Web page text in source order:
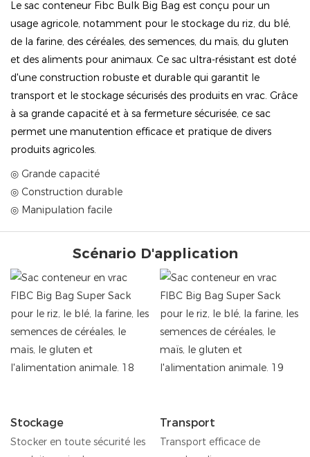
Le sac conteneur Fibc Bulk Big Bag est conçu pour un
usage agricole, notamment pour le stockage du riz, du blé,
de la farine, des céréales, des semences, du maïs, du gluten
et des aliments pour animaux. Ce sac ultra-résistant est doté
d'une construction robuste et durable qui garantit le
transport et le stockage sécurisés des produits en vrac. Grâce
à sa grande capacité et à sa fermeture sécurisée, ce sac
permet une manutention efficace et pratique de divers
produits agricoles.
◎ Grande capacité
◎ Construction durable
◎ Manipulation facile
Scénario D'application
Stockage
Stocker en toute sécurité les
Transport
Transport efficace de